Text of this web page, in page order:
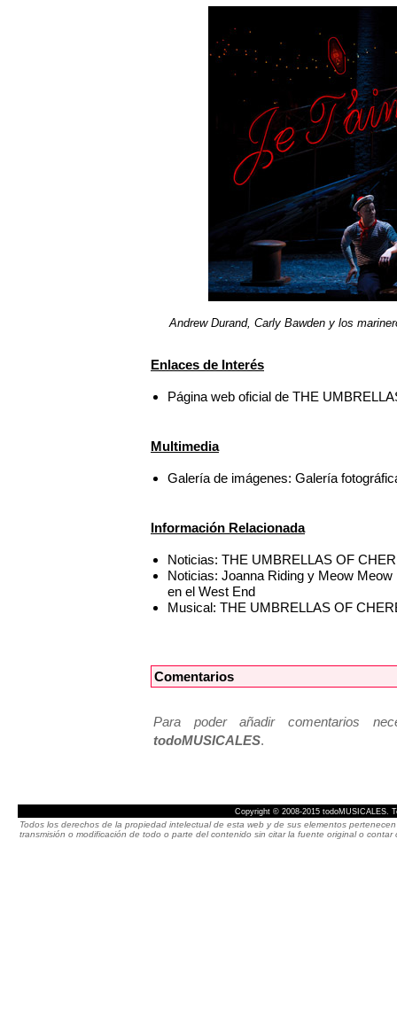
Andrew Durand, Carly Bawden y los
Enlaces de Interés
Página web oficial de THE
Multimedia
Galería de imágenes: Galería
Información Relacionada
Noticias: THE UMBRELLAS OF
Noticias: Joanna Riding y Meow
en el West End
Musical: THE UMBRELLAS OF
Comentarios
Para poder añadir comentarios
todoMUSICALES.
Copyright © 2008-2015 todoMUSICALES.
Todos los derechos de la propiedad intelectual de esta web y de sus elementos
transmisión o modificación de todo o parte del contenido sin citar la fuente original o